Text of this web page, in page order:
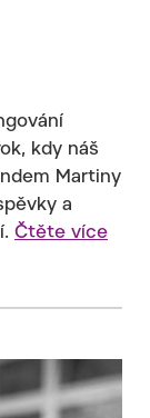
kdy náš
Martiny
a
Čtěte více